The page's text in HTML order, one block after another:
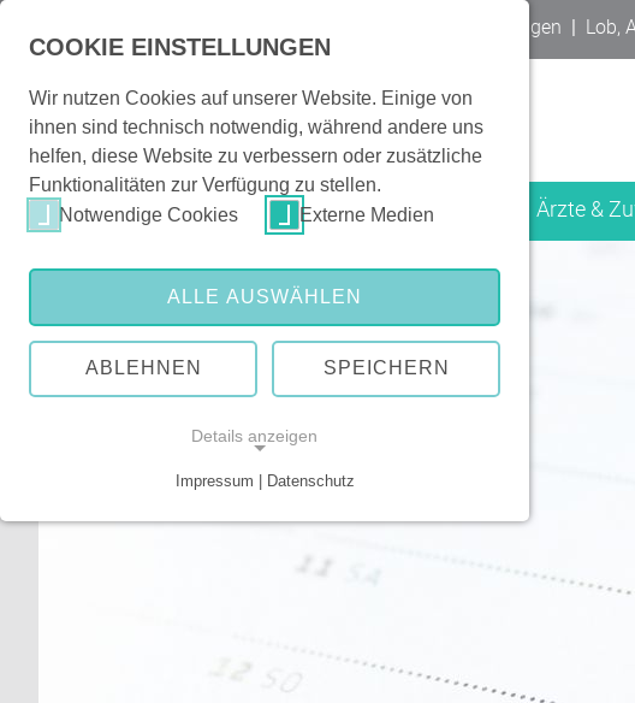
Veranstaltungen | Lob,
Patienten & Besucher Ärzte &
COOKIE EINSTELLUNGEN
Wir nutzen Cookies auf unserer Website. Einige von
ihnen sind technisch notwendig, während andere uns
helfen, diese Website zu verbessern oder zusätzliche
Funktionalitäten zur Verfügung zu stellen.
Notwendige Cookies
Externe Medien
ALLE AUSWÄHLEN
ABLEHNEN SPEICHERN
Details anzeigen
Impressum | Datenschutz